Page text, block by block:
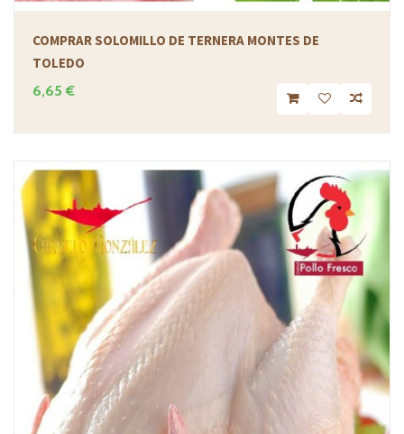
COMPRAR SOLOMILLO DE TERNERA MONTES DE
TOLEDO
6,65 €